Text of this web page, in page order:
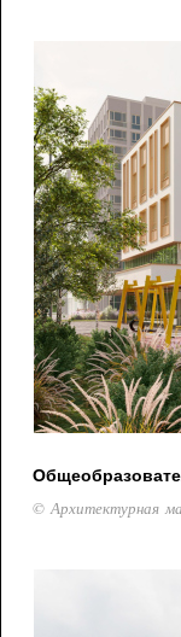
© Архитектурная